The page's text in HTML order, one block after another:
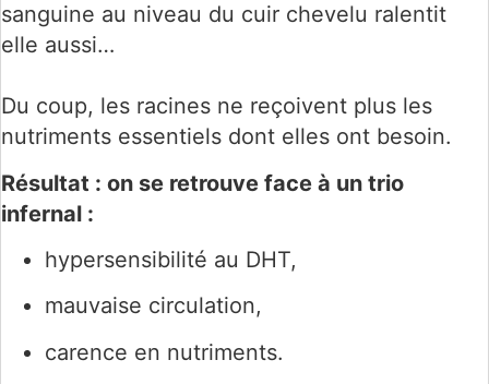
sanguine au niveau du cuir chevelu ralentit
elle aussi…
Du coup, les racines ne reçoivent plus les
nutriments essentiels dont elles ont besoin.
Résultat : on se retrouve face à un trio
infernal :
hypersensibilité au DHT,
mauvaise circulation,
carence en nutriments.